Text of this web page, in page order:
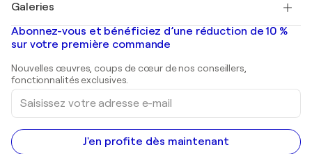
Banksy
Mr. Brainwash
Shepard Fairey
Tableaux abstraits à vendre
Peintures de paysage
Estampes
Peintures acryliques
Galeries
Galeries d'art en France
Galeries d'art en Belgique
Abonnez-vous et bénéficiez d’une réduction de 10 %
sur votre première commande
Nouvelles œuvres, coups de cœur de nos conseillers,
fonctionnalités exclusives.
Saisissez
votre
adresse
e-
mail
J'en profite dès maintenant